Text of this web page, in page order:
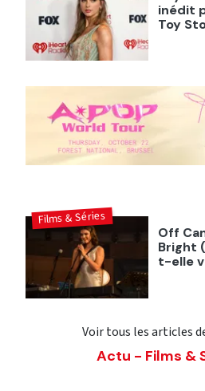
inédit
Toy
Off
Bright
t-elle
Films & Séries
Voir tous les articles
Actu - Films &